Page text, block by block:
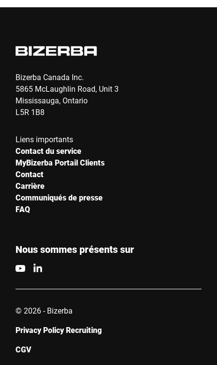
Bizerba Canada Inc.
5865 McLaughlin Road, Unit 3
Mississauga, Ontario
L5R 1B8
Liens importants
Contact du service
MyBizerba Portail Clients
Contact
Carrière
Communiqués de presse
FAQ
Nous sommes présents sur
© 2026 - Bizerba
Privacy Policy Recruiting
CGV